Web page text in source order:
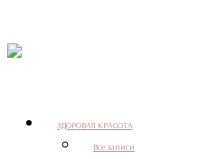
ЗДОРОВАЯ КРАСОТА
Все записи